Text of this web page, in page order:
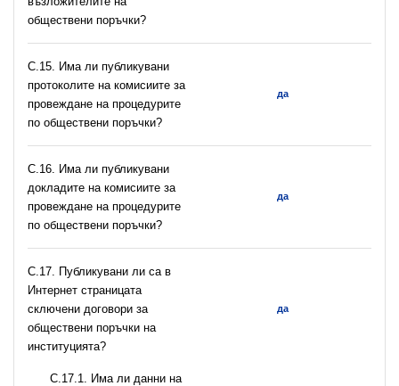
обществени поръчки?
С.15. Има ли публикувани
протоколите на комисиите за
провеждане на процедурите
по обществени поръчки?
да
С.16. Има ли публикувани
докладите на комисиите за
провеждане на процедурите
по обществени поръчки?
да
С.17. Публикувани ли са в
Интернет страницата
сключени договори за
обществени поръчки на
институцията?
да
С.17.1. Има ли данни на